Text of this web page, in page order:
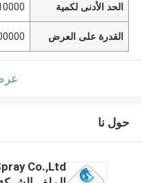
الحد الأدنى لكمية
القدرة على العرض 3000000 جهاز
حول نا
Co.,Ltd